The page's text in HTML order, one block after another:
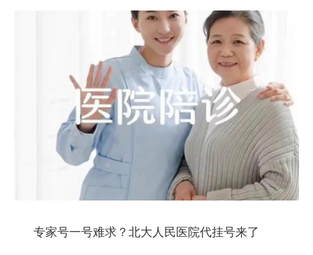
专家号一号难求？北大人民医院代挂号来了